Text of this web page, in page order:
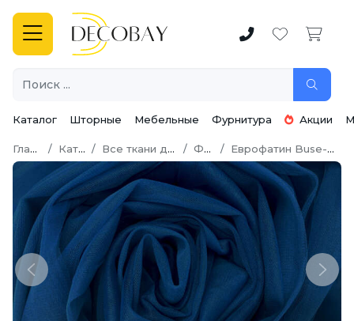
Каталог Шторные Мебельные Фурнитура Акции
Главная Каталог Все ткани для шитья Фатин Еврофатин Buse-Hayal 300 см
Previous Next